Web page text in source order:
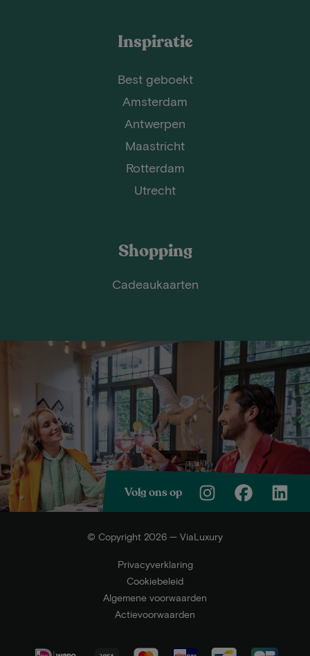
Inspiratie
Best geboekt
Amsterdam
Antwerpen
Maastricht
Rotterdam
Utrecht
Shopping
Cadeaukaarten
Volg ons op
© Copyright 2026 — ViaLuxury
Privacyverklaring
Cookiebeleid
Algemene voorwaarden
Actievoorwaarden